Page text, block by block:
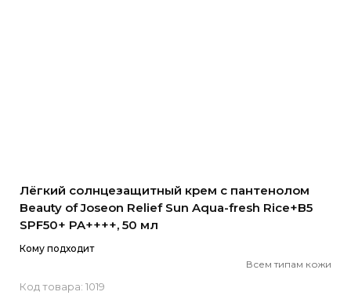
Лёгкий солнцезащитный крем с пантенолом
Beauty of Joseon Relief Sun Aqua-fresh Rice+B5
SPF50+ PA++++, 50 мл
Кому подходит
Всем типам кожи
Код товара: 1019